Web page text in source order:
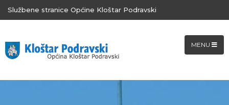
Službene stranice Općine Kloštar Podravski
MENU